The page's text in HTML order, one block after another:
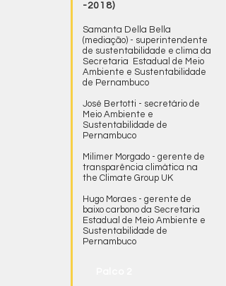
-2018)
Samanta Della Bella
(mediação) - superintendente
de sustentabilidade e clima da
Secretaria Estadual de Meio
Ambiente e Sustentabilidade
de Pernambuco
José Bertotti - secretário de
Meio Ambiente e
Sustentabilidade de
Pernambuco
Milimer Morgado - gerente de
transparência climática na
the Climate Group UK
Hugo Moraes - gerente de
baixo carbono da Secretaria
Estadual de Meio Ambiente e
Sustentabilidade de
Pernambuco